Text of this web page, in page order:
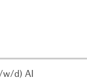
d) AI